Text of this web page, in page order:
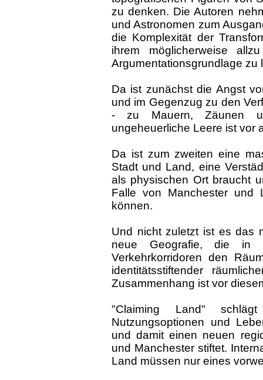
zu denken. Die Autoren
und Astronomen zum
die Komplexität der
ihrem möglicherweise
Argumentationsgrundlage zu
Da ist zunächst die Angst
und im Gegenzug zu den
- zu Mauern, Zäunen
ungeheuerliche Leere ist vor
Da ist zum zweiten eine
Stadt und Land, eine
als physischen Ort braucht
Falle von Manchester und
können.
Und nicht zuletzt ist es das
neue Geografie, die in
Verkehrkorridoren den
identitätsstiftender
Zusammenhang ist vor
"Claiming Land"
Nutzungsoptionen und
und damit einen neuen
und Manchester stiftet.
Land müssen nur eines